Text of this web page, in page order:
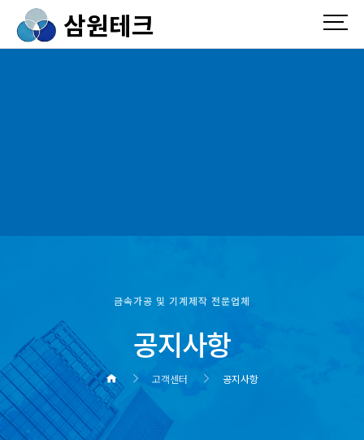
삼원테크
금속가공 및 기계제작 전문업체
공지사항
고객센터 공지사항